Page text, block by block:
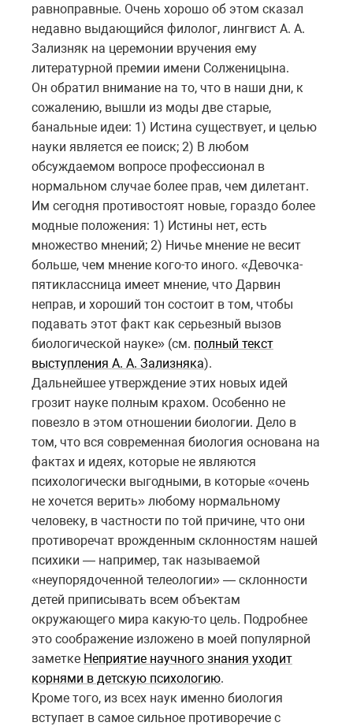
равноправные. Очень хорошо об этом сказал
недавно выдающийся филолог, лингвист А. А.
Зализняк на церемонии вручения ему
литературной премии имени Солженицына.
Он обратил внимание на то, что в наши дни, к
сожалению, вышли из моды две старые,
банальные идеи: 1) Истина существует, и целью
науки является ее поиск; 2) В любом
обсуждаемом вопросе профессионал в
нормальном случае более прав, чем дилетант.
Им сегодня противостоят новые, гораздо более
модные положения: 1) Истины нет, есть
множество мнений; 2) Ничье мнение не весит
больше, чем мнение кого-то иного. «Девочка-
пятиклассница имеет мнение, что Дарвин
неправ, и хороший тон состоит в том, чтобы
подавать этот факт как серьезный вызов
биологической науке» (см. полный текст
выступления А. А. Зализняка).
Дальнейшее утверждение этих новых идей
грозит науке полным крахом. Особенно не
повезло в этом отношении биологии. Дело в
том, что вся современная биология основана на
фактах и идеях, которые не являются
психологически выгодными, в которые «очень
не хочется верить» любому нормальному
человеку, в частности по той причине, что они
противоречат врожденным склонностям нашей
психики — например, так называемой
«неупорядоченной телеологии» — склонности
детей приписывать всем объектам
окружающего мира какую-то цель. Подробнее
это соображение изложено в моей популярной
заметке Неприятие научного знания уходит
корнями в детскую психологию.
Кроме того, из всех наук именно биология
вступает в самое сильное противоречие с